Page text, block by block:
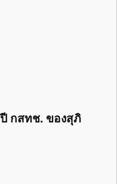
กสทช. ของสุภิ